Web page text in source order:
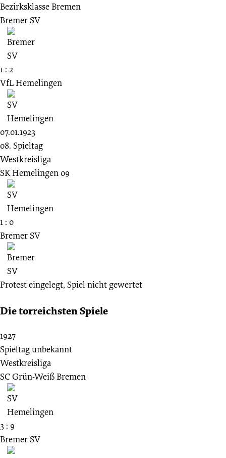
Bezirksklasse Bremen
Bremer SV
1 : 2
VfL Hemelingen
07.01.1923
08. Spieltag
Westkreisliga
SK Hemelingen 09
1 : 0
Bremer SV
Protest eingelegt, Spiel nicht gewertet
Die torreichsten Spiele
1927
Spieltag unbekannt
Westkreisliga
SC Grün-Weiß Bremen
3 : 9
Bremer SV